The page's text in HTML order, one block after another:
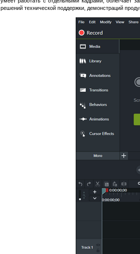
решений технической поддержки, демонстраций